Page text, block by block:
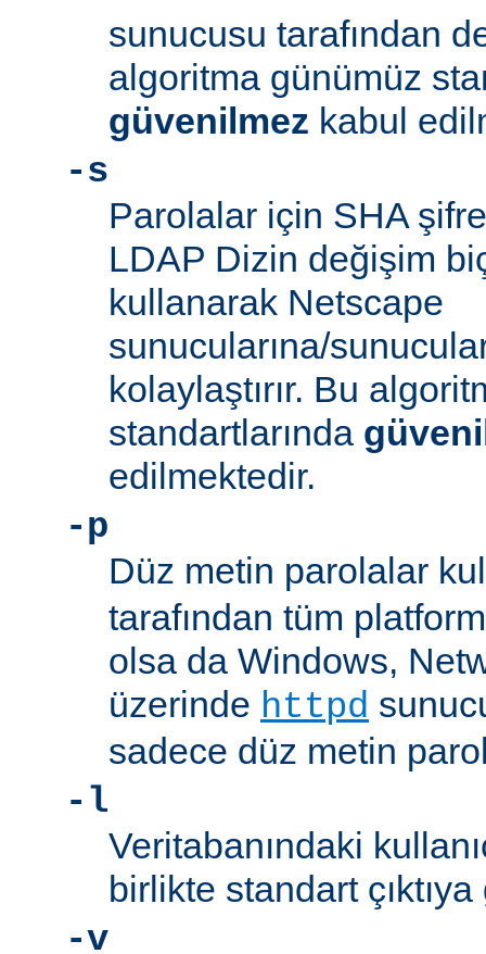
sunucusu tarafından
algoritma günümüz
güvenilmez kabul
-s
Parolalar için SHA
LDAP Dizin değişim
kullanarak Netscape
sunucularına/
kolaylaştırır. Bu
standartlarında
edilmektedir.
-p
Düz metin parolalar
tarafından tüm
olsa da Windows,
üzerinde httpd
sadece düz metin
-l
Veritabanındaki
birlikte standart
-v